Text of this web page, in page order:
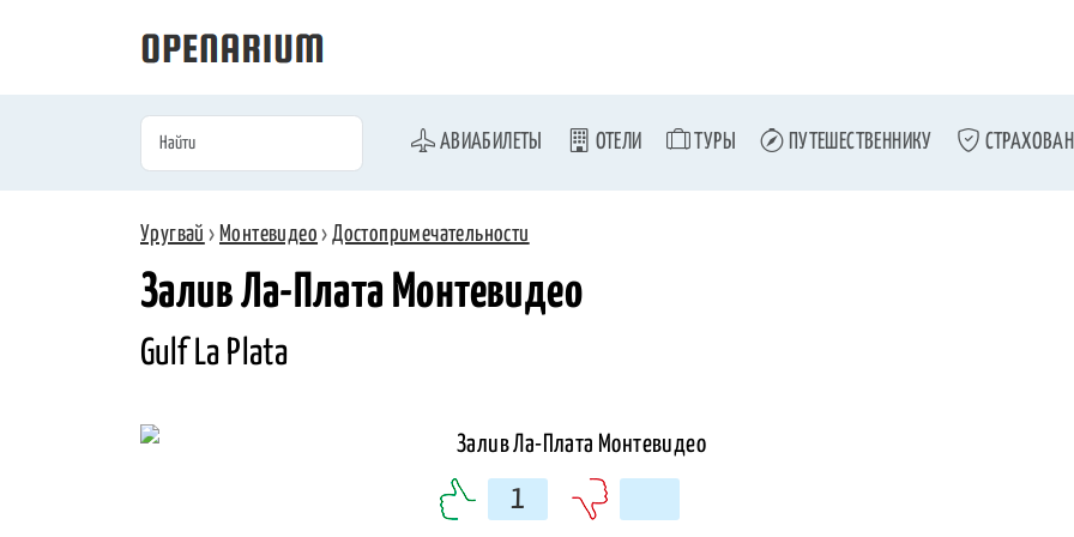
АВИАБИЛЕТЫ ОТЕЛИ ТУРЫ ПУТЕШЕСТВЕННИКУ
Уругвай › Монтевидео ›Достопримечательности
Залив Ла-Плата Монтевидео
Gulf La Plata
1